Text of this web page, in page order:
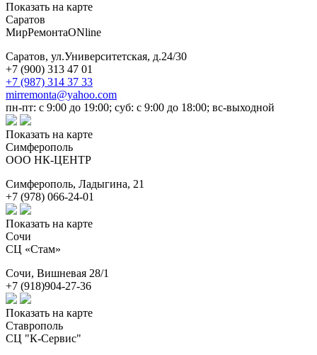
Показать на карте
Саратов
МирРемонтаONline
Саратов, ул.Университетская, д.24/30
+7 (900) 313 47 01
+7 (987) 314 37 33
mirremonta@yahoo.com
пн-пт: с 9:00 до 19:00; суб: с 9:00 до 18:00; вс-выходной
Показать на карте
Симферополь
ООО НК-ЦЕНТР
Симферополь, Ладыгина, 21
+7 (978) 066-24-01
Показать на карте
Сочи
СЦ «Стам»
Сочи, Вишневая 28/1
+7 (918)904-27-36
Показать на карте
Ставрополь
СЦ "К-Сервис"